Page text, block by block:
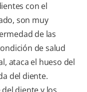
con el
son muy
de las
de salud
ataca el hueso del
del diente.